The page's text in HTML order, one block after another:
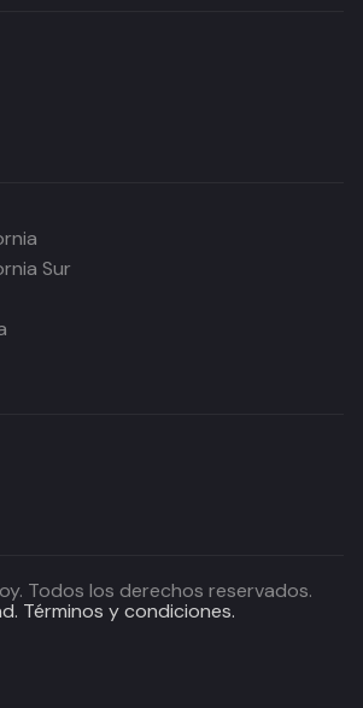
Sur
Todos los derechos reservados.
Términos y condiciones.